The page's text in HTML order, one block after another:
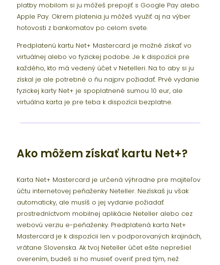
platby mobilom si ju môžeš prepojiť s Google Pay alebo
Apple Pay. Okrem platenia ju môžeš využiť aj na výber
hotovosti z bankomatov po celom svete.
Predplatenú kartu Net+ Mastercard je možné získať vo
virtuálnej alebo vo fyzickej podobe. Je k dispozícii pre
každého, kto má vedený účet v Netelleri. Na to aby si ju
získal je ale potrebné o ňu najprv požiadať. Prvé vydanie
fyzickej karty Net+ je spoplatnené sumou 10 eur, ale
virtuálna karta je pre teba k dispozícii bezplatne.
Ako môžem získať kartu Net+?
Karta Net+ Mastercard je určená výhradne pre majiteľov
účtu internetovej peňaženky Neteller. Nezískaš ju však
automaticky, ale musíš o jej vydanie požiadať
prostredníctvom mobilnej aplikácie Neteller alebo cez
webovú verziu e-peňaženky. Predplatená karta Net+
Mastercard je k dispozícii len v podporovaných krajinách,
vrátane Slovenska. Ak tvoj Neteller účet ešte neprešiel
overením, budeš si ho musieť overiť pred tým, než